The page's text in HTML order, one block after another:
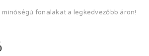
minőségű fonalakat a legkedvezőbb áron!